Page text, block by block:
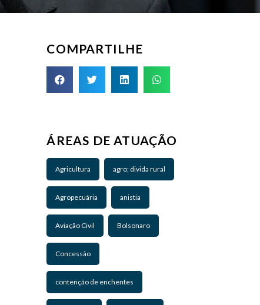
COMPARTILHE
ÁREAS DE ATUAÇÃO
Agricultura agro; divida rural
Agropecuária anistia
Aviação Civil Bolsonaro
Concessão
contenção de enchentes